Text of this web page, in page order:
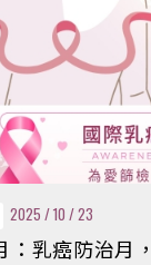
2025 / 10 / 23
：乳癌防治月